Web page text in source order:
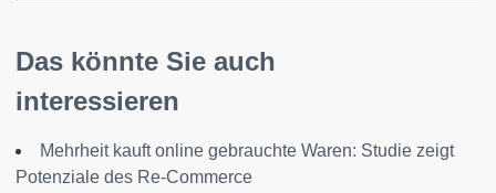
Das könnte Sie auch
interessieren
Mehrheit kauft online gebrauchte Waren: Studie zeigt
Potenziale des Re-Commerce